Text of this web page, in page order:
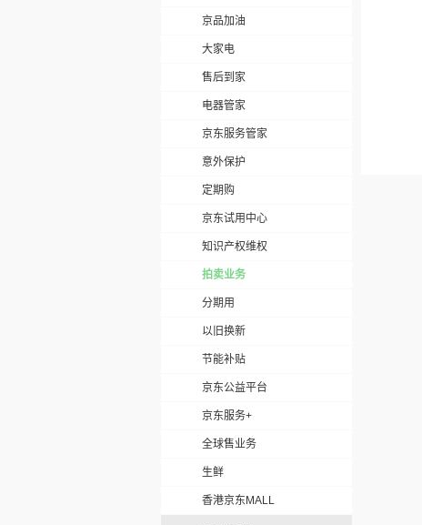
京品加油
大家电
售后到家
电器管家
京东服务管家
意外保护
定期购
京东试用中心
知识产权维权
拍卖业务
分期用
以旧换新
节能补贴
京东公益平台
京东服务+
全球售业务
生鲜
香港京东MALL